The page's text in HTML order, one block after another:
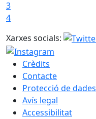
3
4
Xarxes socials:
Crèdits
Contacte
Protecció de dades
Avís legal
Accessibilitat